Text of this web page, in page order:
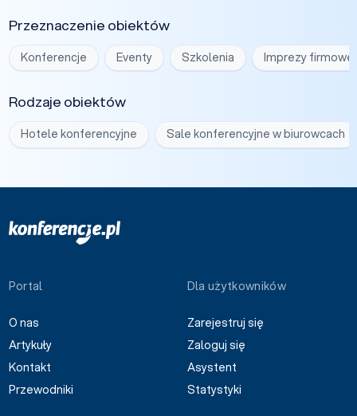
Przeznaczenie obiektów
Konferencje Eventy Szkolenia Imprezy firmowe
Rodzaje obiektów
Hotele konferencyjne Sale konferencyjne w biurowcach
Portal
O nas
Artykuły
Kontakt
Przewodniki
Dla użytkowników
Zarejestruj się
Zaloguj się
Asystent
Statystyki